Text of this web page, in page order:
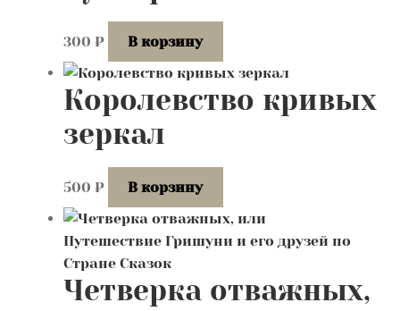
300 ₽ В корзину
Королевство кривых
зеркал
500 ₽ В корзину
Четверка отважных,